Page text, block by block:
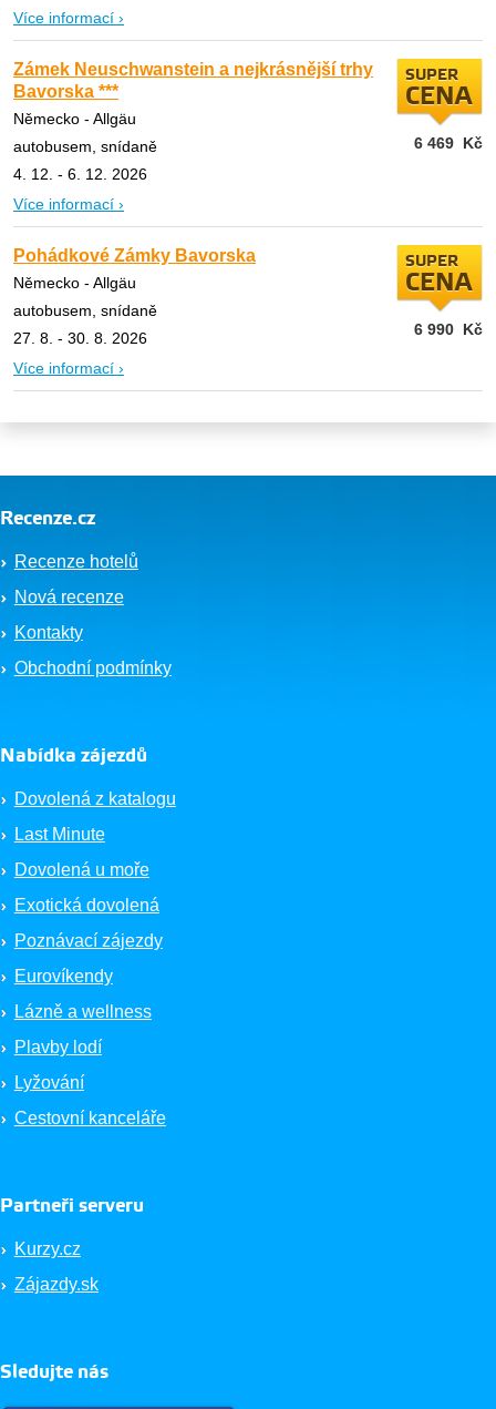
Více informací ›
Zámek Neuschwanstein a nejkrásnější trhy
Bavorska ***
Německo - Allgäu
autobusem, snídaně
4. 12. - 6. 12. 2026
Více informací ›
SUPER
CENA
6 469 Kč
Pohádkové Zámky Bavorska
Německo - Allgäu
autobusem, snídaně
27. 8. - 30. 8. 2026
Více informací ›
SUPER
CENA
6 990 Kč
Recenze.cz
Recenze hotelů
Nová recenze
Kontakty
Obchodní podmínky
Nabídka zájezdů
Dovolená z katalogu
Last Minute
Dovolená u moře
Exotická dovolená
Poznávací zájezdy
Eurovíkendy
Lázně a wellness
Plavby lodí
Lyžování
Cestovní kanceláře
Partneři serveru
Kurzy.cz
Zájazdy.sk
Sledujte nás